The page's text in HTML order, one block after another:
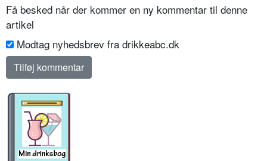
Få besked når der kommer en ny kommentar til denne
artikel
Modtag nyhedsbrev fra drikkeabc.dk